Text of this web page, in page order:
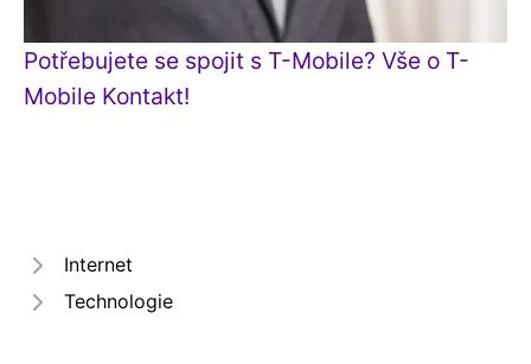
Potřebujete se spojit s T-Mobile? Vše o T-
Mobile Kontakt!
Internet
Technologie